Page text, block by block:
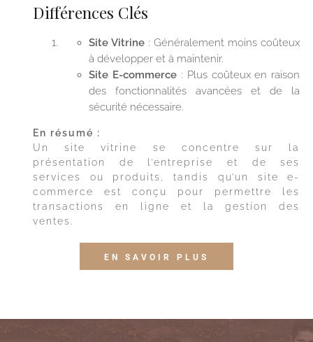
Différences Clés
Site Vitrine : Généralement moins coûteux
à développer et à maintenir.
Site E-commerce: Plus coûteux en raison
des fonctionnalités avancées et de la
sécurité nécessaire.
En résumé :
Un site vitrine se concentre sur la
présentation de l’entreprise et de ses
services ou produits, tandis qu’un site e-
commerce est conçu pour permettre les
transactions en ligne et la gestion des
ventes.
EN SAVOIR PLUS